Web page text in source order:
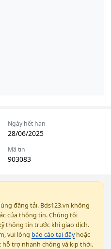
Ngày hết hạn
28/06/2025
Mã tin
903083
đăng tải. Bds123.vn không
của thông tin. Chúng tôi
thông tin trước khi giao dịch.
vui lòng báo cáo tại đâyhoặc
hỗ trợ nhanh chóng và kịp thời.